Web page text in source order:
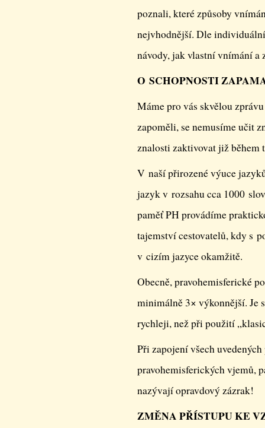
poznali, které způsoby
nejvhodnější. Dle
návody, jak vlastní vnímání a
O SCHOPNOSTI
Máme pro vás skvělou
zapoměli, se nemusíme učit
znalosti zaktivovat již během
V naší přirozené výuce
jazyk v rozsahu cca 1000
paměť PH provádíme
tajemství cestovatelů, kdy s
v cizím jazyce okamžitě.
Obecně, pravohemisferické
minimálně 3× výkonnější. Je
rychleji, než při použití
Při zapojení všech
pravohemisferických vjemů,
nazývají opravdový zázrak!
ZMĚNA PŘÍSTUPU KE